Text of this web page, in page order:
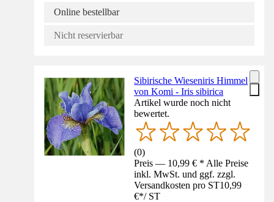
Online bestellbar
Nicht reservierbar
Sibirische Wieseniris Himmel
von Komi - Iris sibirica
Artikel wurde noch nicht
bewertet.
(0)
Preis — 10,99 € * Alle Preise
inkl. MwSt. und ggf. zzgl.
Versandkosten pro ST10,99
€*/ ST